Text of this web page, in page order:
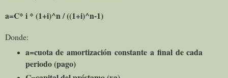
a=C* i * (1+i)^n/ ((1+i)^n-1)
Donde:
a=cuota de amortización constante a final de cada
periodo (pago)